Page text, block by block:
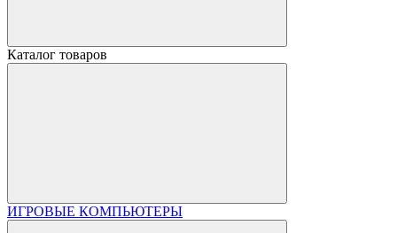
Каталог товаров
ИГРОВЫЕ КОМПЬЮТЕРЫ